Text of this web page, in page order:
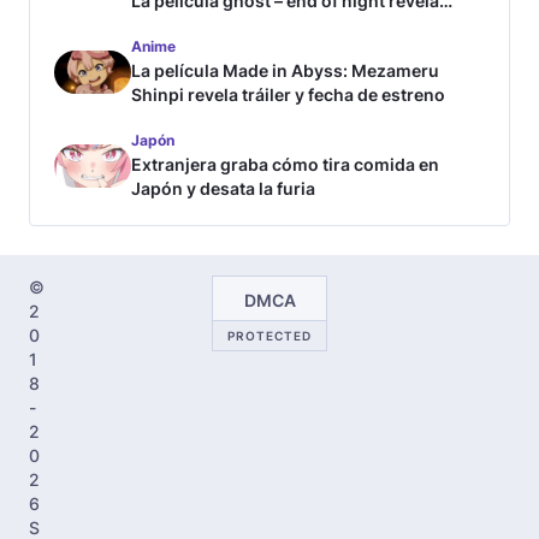
Anime
La película Made in Abyss: Mezameru
Shinpi revela tráiler y fecha de estreno
Japón
Extranjera graba cómo tira comida en
Japón y desata la furia
©
2
0
1
8
-
2
0
2
6
S
DMCA
PROTECTED